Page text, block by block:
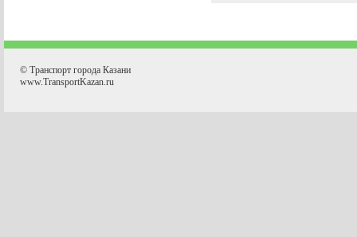
© Транспорт города Казани
www.TransportKazan.ru